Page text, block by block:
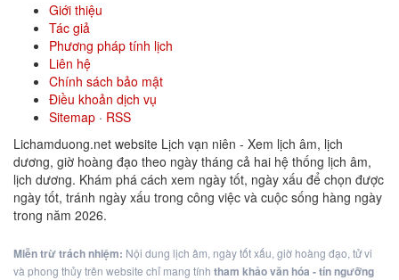
Giới thiệu
Tác giả
Phương pháp tính lịch
Liên hệ
Chính sách bảo mật
Điều khoản dịch vụ
Sitemap · RSS
Lichamduong.net website Lịch vạn niên - Xem lịch âm, lịch
dương, giờ hoàng đạo theo ngày tháng cả hai hệ thống lịch âm,
lịch dương. Khám phá cách xem ngày tốt, ngày xấu để chọn được
ngày tốt, tránh ngày xấu trong công việc và cuộc sống hàng ngày
trong năm 2026.
Miễn trừ trách nhiệm: Nội dung lịch âm, ngày tốt xấu, giờ hoàng đạo, tử vi
và phong thủy trên website chỉ mang tính tham khảo văn hóa - tín ngưỡng